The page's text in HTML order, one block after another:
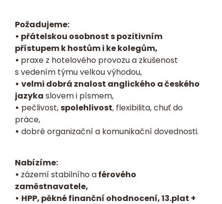
Požadujeme:
• přátelskou osobnost s pozitivním
přístupem k hostům i ke kolegům,
• praxe z hotelového provozu a zkušenost
s vedením týmu velkou výhodou,
• velmi dobrá znalost anglického a českého
jazyka slovem i písmem,
• pečlivost,spolehlivost, flexibilita, chuť do
práce,
• dobré organizační a komunikační dovednosti.
Nabízíme:
• zázemí stabilního aférového
zaměstnavatele,
• HPP, pěkné finanční ohodnocení, 13.plat +